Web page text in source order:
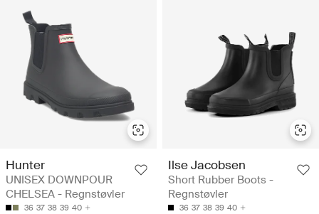
Hunter
UNISEX DOWNPOUR
CHELSEA - Regnstøvler
36 37 38 39 40
Ilse Jacobsen
Short Rubber Boots -
Regnstøvler
36 37 38 39 40